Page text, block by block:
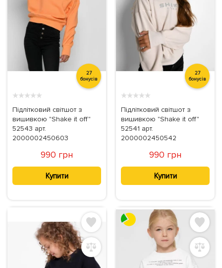
27
бонусів
★★★★★
Підлітковий світшот з
вишивкою "Shake it off"
52543 арт.
2000002450603
990 грн
Купити
27
бонусів
★★★★★
Підлітковий світшот з
вишивкою "Shake it off"
52541 арт.
2000002450542
990 грн
Купити